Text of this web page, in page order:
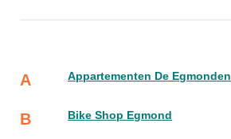
A Appartementen De Egmonden
B Bike Shop Egmond